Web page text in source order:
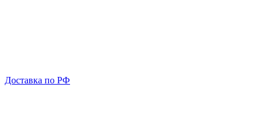
Доставка по РФ